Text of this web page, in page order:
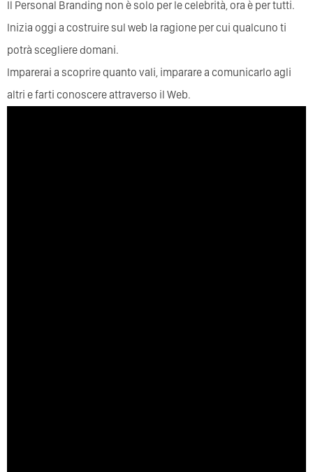
Il Personal Branding non è solo per le celebrità, ora è per tutti.
Inizia oggi a costruire sul web la ragione per cui qualcuno ti
potrà scegliere domani.
Imparerai a scoprire quanto vali, imparare a comunicarlo agli
altri e farti conoscere attraverso il Web.